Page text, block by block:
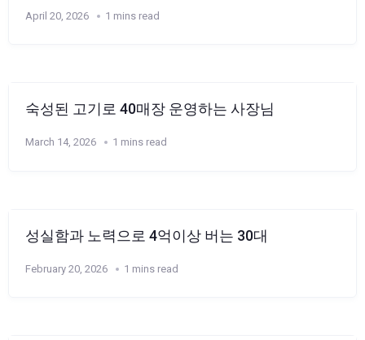
April 20, 2026 1 mins read
숙성된 고기로 40매장 운영하는 사장님
March 14, 2026 1 mins read
성실함과 노력으로 4억이상 버는 30대
February 20, 2026 1 mins read